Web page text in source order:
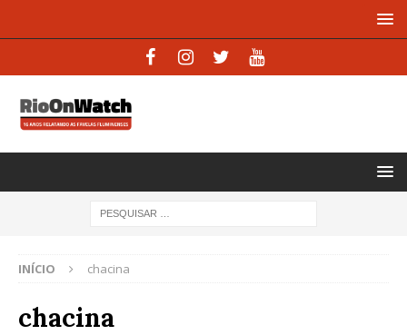
INÍCIO chacina
chacina